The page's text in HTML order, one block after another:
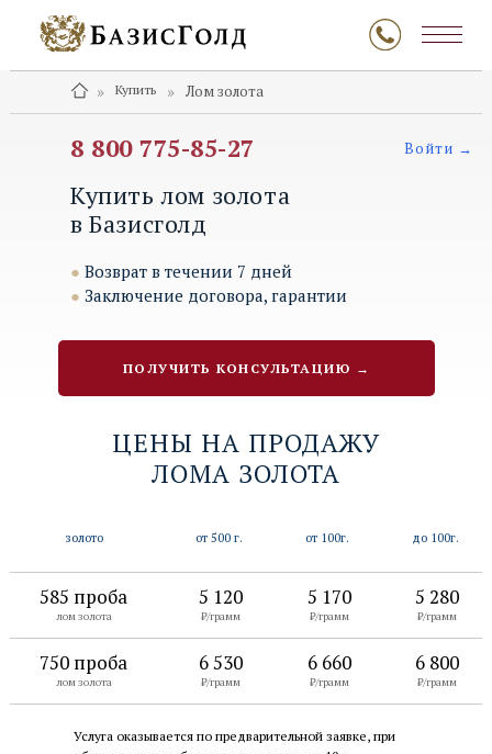
Купить Лом золота
» »
Купить лом золота
в Базисголд
8 800 775-85-27
● Возврат в течении 7 дней
● Заключение договора, гарантии
Войти →
ПОЛУЧИТЬ КОНСУЛЬТАЦИЮ →
ЦЕНЫ НА ПРОДАЖУ
ЛОМА ЗОЛОТА
585 проба 5 120 5 170 5 280
₽/грамм ₽/грамм ₽/грамм
лом золота
750 проба 6 530 6 660 6 800
₽/грамм ₽/грамм ₽/грамм
лом золота
золото от 500 г. от 100г. до 100г.
Услуга оказывается по предварительной заявке, при